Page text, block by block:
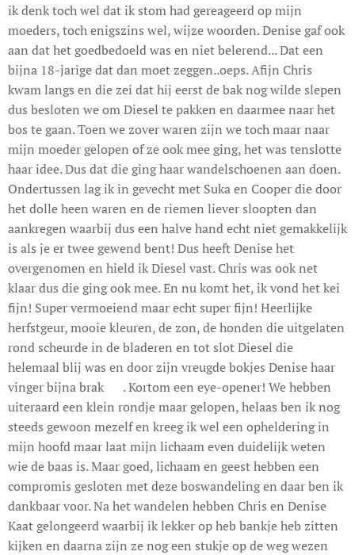
ik denk toch wel dat ik stom had gereageerd op mijn
moeders, toch enigszins wel, wijze woorden. Denise gaf ook
aan dat het goedbedoeld was en niet belerend... Dat een
bijna 18-jarige dat dan moet zeggen..oeps. Afijn Chris
kwam langs en die zei dat hij eerst de bak nog wilde slepen
dus besloten we om Diesel te pakken en daarmee naar het
bos te gaan. Toen we zover waren zijn we toch maar naar
mijn moeder gelopen of ze ook mee ging, het was tenslotte
haar idee. Dus dat die ging haar wandelschoenen aan doen.
Ondertussen lag ik in gevecht met Suka en Cooper die door
het dolle heen waren en de riemen liever sloopten dan
aankregen waarbij dus een halve hand echt niet gemakkelijk
is als je er twee gewend bent! Dus heeft Denise het
overgenomen en hield ik Diesel vast. Chris was ook net
klaar dus die ging ook mee. En nu komt het, ik vond het kei
fijn! Super vermoeiend maar echt super fijn! Heerlijke
herfstgeur, mooie kleuren, de zon, de honden die uitgelaten
rond scheurde in de bladeren en tot slot Diesel die
helemaal blij was en door zijn vreugde bokjes Denise haar
vinger bijna brak 😊. Kortom een eye-opener! We hebben
uiteraard een klein rondje maar gelopen, helaas ben ik nog
steeds gewoon mezelf en kreeg ik wel een opheldering in
mijn hoofd maar laat mijn lichaam even duidelijk weten
wie de baas is. Maar goed, lichaam en geest hebben een
compromis gesloten met deze boswandeling en daar ben ik
dankbaar voor. Na het wandelen hebben Chris en Denise
Kaat gelongeerd waarbij ik lekker op heb bankje heb zitten
kijken en daarna zijn ze nog een stukje op de weg wezen